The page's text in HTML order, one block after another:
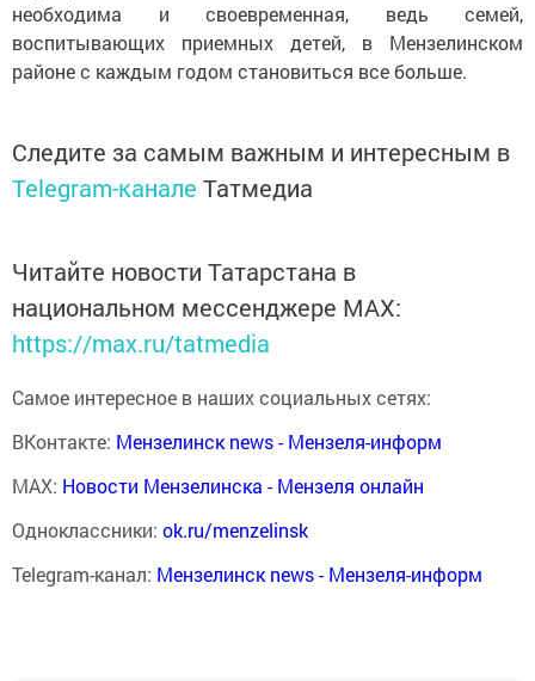
необходима и своевременная, ведь семей,
воспитывающих приемных детей, в Мензелинском
районе с каждым годом становиться все больше.
Следите за самым важным и интересным в
Telegram-канале Татмедиа
Читайте новости Татарстана в
национальном мессенджере MАХ:
https://max.ru/tatmedia
Самое интересное в наших социальных сетях:
ВКонтакте: Мензелинск news - Мензеля-информ
MAX: Новости Мензелинска - Мензеля онлайн
Одноклассники: ok.ru/menzelinsk
Telegram-канал: Мензелинск news - Мензеля-информ